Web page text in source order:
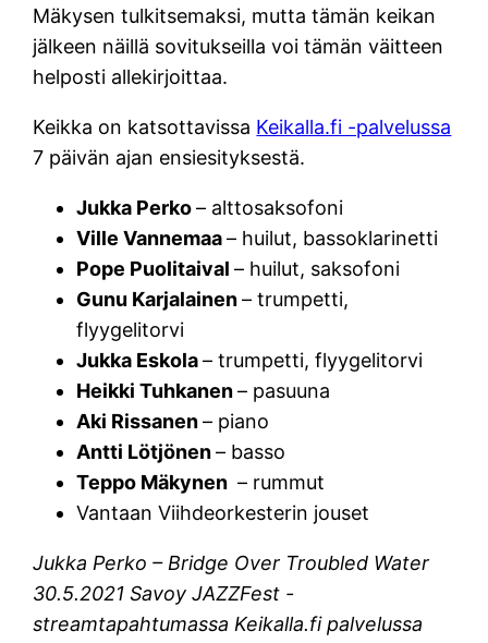
Mäkysen tulkitsemaksi, mutta tämän keikan
jälkeen näillä sovitukseilla voi tämän väitteen
helposti allekirjoittaa.
Keikka on katsottavissa Keikalla.fi -palvelussa
7 päivän ajan ensiesityksestä.
Jukka Perko– alttosaksofoni
Ville Vannemaa– huilut, bassoklarinetti
Pope Puolitaival– huilut, saksofoni
Gunu Karjalainen– trumpetti,
flyygelitorvi
Jukka Eskola– trumpetti, flyygelitorvi
Heikki Tuhkanen– pasuuna
Aki Rissanen– piano
Antti Lötjönen– basso
Teppo Mäkynen – rummut
Vantaan Viihdeorkesterin jouset
Jukka Perko – Bridge Over Troubled Water
30.5.2021 Savoy JAZZFest -
streamtapahtumassa Keikalla.fi palvelussa